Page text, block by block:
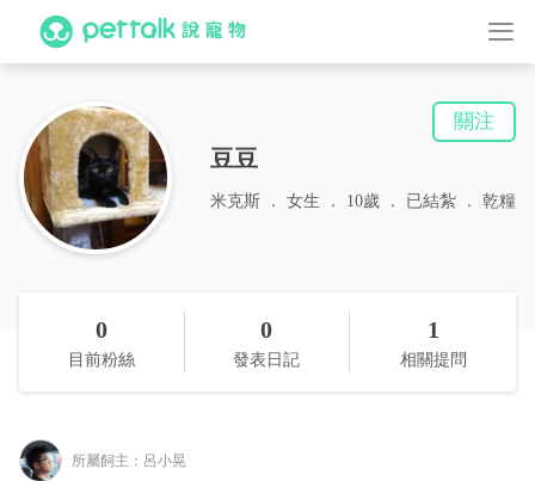
豆豆
關注
米克斯 女生 10歲 已結紮 乾糧
0
目前粉絲
0
發表日記
1
相關提問
所屬飼主：呂小晃